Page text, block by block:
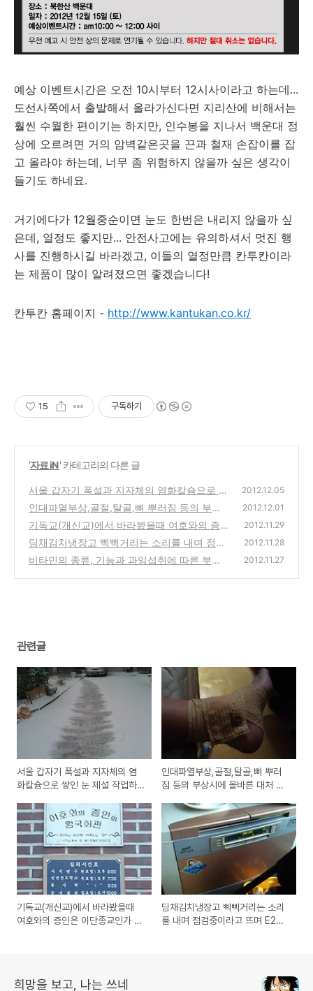
예상 이벤트시간은 오전 10시부터 12시사이라고 하는데...
도선사쪽에서 출발해서 올라가신다면 지리산에 비해서는
훨씬 수월한 편이기는 하지만, 인수봉을 지나서 백운대 정
상에 오르려면 거의 암벽같은곳을 끈과 철재 손잡이를 잡
고 올라야 하는데, 너무 좀 위험하지 않을까 싶은 생각이
들기도 하네요.
거기에다가 12월중순이면 눈도 한번은 내리지 않을까 싶
은데, 열정도 좋지만... 안전사고에는 유의하셔서 멋진 행
사를 진행하시길 바라겠고, 이들의 열정만큼 칸투칸이라
는 제품이 많이 알려졌으면 좋겠습니다!
칸투칸 홈페이지 - http://www.kantukan.co.kr/
15 구독하기
'자료 iN' 카테고리의 다른 글
서울 갑자기 폭설과 지자체의 염화칼슘으로 쌓
인 눈 제설 작업하는 방법
(0)
2012.12.05
인대파열부상,골절,탈골,뼈 뿌러짐 등의 부상
시에 올바른 대처 방법과 정형외과 병원 이용
방법
(0)
2012.12.01
기독교(개신교)에서 바라봤을때 여호와의 증
인은 이단종교인가 분파인가?
(3)
2012.11.29
딤채김치냉장고 삑삑거리는 소리를 내며 점검
중이라고 뜨며 E2라고 나타나는 오류시 해결
2012.11.28
비타민의 종류, 기능과 과잉섭취에 따른 부작
2012.11.27
관련글
서울 갑자기 폭설과 지자체의 염
화칼슘으로 쌓인 눈 제설 작업하
인대파열부상,골절,탈골,뼈 뿌러
짐 등의 부상시에 올바른 대처 방
기독교(개신교)에서 바라봤을때
여호와의 증인은 이단종교인가 분
딤채김치냉장고 삑삑거리는 소리
를 내며 점검중이라고 뜨며 E2라
희망을 보고, 나는 쓰네